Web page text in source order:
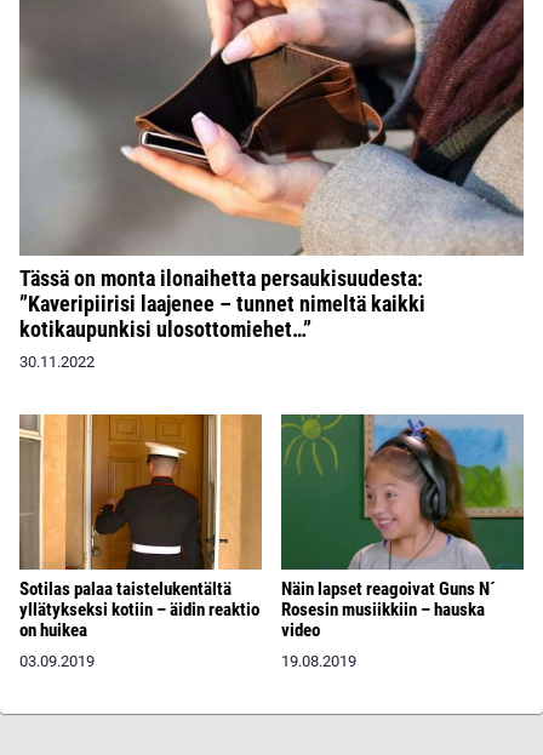
Tässä on monta ilonaihetta persaukisuudesta:
”Kaveripiirisi laajenee – tunnet nimeltä kaikki
kotikaupunkisi ulosottomiehet…”
30.11.2022
Sotilas palaa taistelukentältä
yllätykseksi kotiin – äidin reaktio
on huikea
03.09.2019
Näin lapset reagoivat Guns N´
Rosesin musiikkiin – hauska
video
19.08.2019